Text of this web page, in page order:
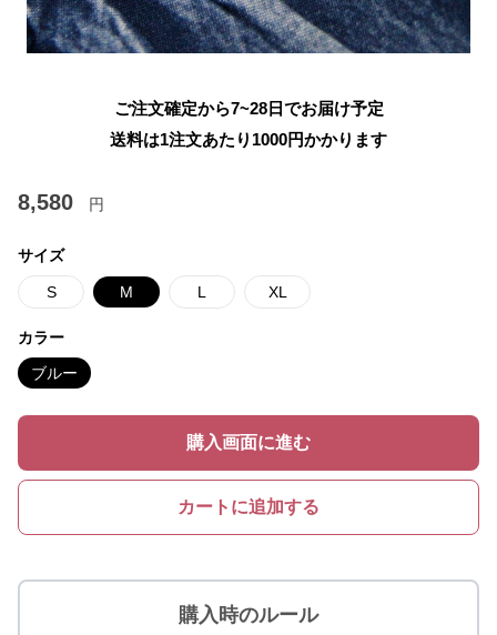
ご注文確定から7~28日でお届け予定
送料は1注文あたり 1000円かかります
8,580 円
サイズ
S M L XL
カラー
ブルー
購入画面に進む
カートに追加する
購入時のルール